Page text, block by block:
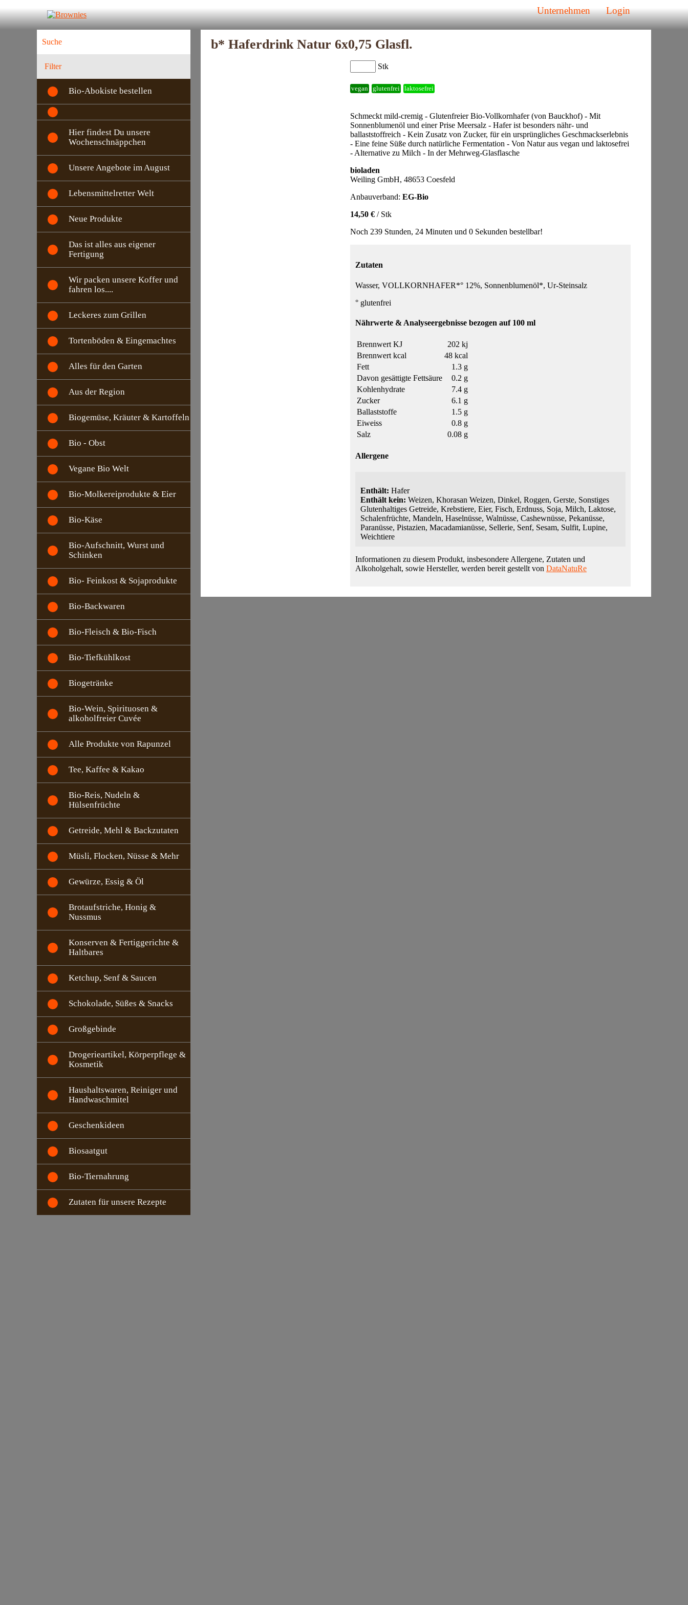
Unternehmen Login
Filter
Bio-Abokiste bestellen
Hier findest Du unsere
Wochenschnäppchen
Unsere Angebote im August
Lebensmittelretter Welt
Neue Produkte
Das ist alles aus eigener
Fertigung
Wir packen unsere Koffer und
fahren los....
Leckeres zum Grillen
Tortenböden & Eingemachtes
Alles für den Garten
Aus der Region
Biogemüse, Kräuter & Kartoffeln
Bio - Obst
Vegane Bio Welt
Bio-Molkereiprodukte & Eier
Bio-Käse
Bio-Aufschnitt, Wurst und
Schinken
Bio- Feinkost & Sojaprodukte
Bio-Backwaren
Bio-Fleisch & Bio-Fisch
Bio-Tiefkühlkost
Biogetränke
Bio-Wein, Spirituosen &
alkoholfreier Cuvée
Alle Produkte von Rapunzel
Tee, Kaffee & Kakao
Bio-Reis, Nudeln &
Hülsenfrüchte
Getreide, Mehl & Backzutaten
Müsli, Flocken, Nüsse & Mehr
Gewürze, Essig & Öl
Brotaufstriche, Honig &
Nussmus
Konserven & Fertiggerichte &
Haltbares
Ketchup, Senf & Saucen
Schokolade, Süßes & Snacks
Großgebinde
Drogerieartikel, Körperpflege &
Kosmetik
Haushaltswaren, Reiniger und
Handwaschmitel
Geschenkideen
Biosaatgut
Bio-Tiernahrung
Zutaten für unsere Rezepte
b* Haferdrink Natur 6x0,75 Glasfl.
Stk
vegan glutenfrei laktosefrei
Schmeckt mild-cremig - Glutenfreier Bio-Vollkornhafer (von Bauckhof) - Mit
Sonnenblumenöl und einer Prise Meersalz - Hafer ist besonders nähr- und
ballaststoffreich - Kein Zusatz von Zucker, für ein ursprüngliches Geschmackserlebnis
- Eine feine Süße durch natürliche Fermentation - Von Natur aus vegan und laktosefrei
- Alternative zu Milch - In der Mehrweg-Glasflasche
bioladen
Weiling GmbH, 48653 Coesfeld
Anbauverband: EG-Bio
14,50 € / Stk
Noch 239 Stunden, 24 Minuten und 0 Sekunden bestellbar!
Zutaten
Wasser, VOLLKORNHAFER*° 12%, Sonnenblumenöl*, Ur-Steinsalz
° glutenfrei
Nährwerte & Analyseergebnisse bezogen auf 100 ml
Brennwert KJ
202 kj
Brennwert kcal
48 kcal
Fett
1.3 g
Davon gesättigte Fettsäure
0.2 g
Kohlenhydrate
7.4 g
Zucker
6.1 g
Ballaststoffe
1.5 g
Eiweiss
0.8 g
Salz
0.08 g
Allergene
Enthält: Hafer
Enthält kein: Weizen, Khorasan Weizen, Dinkel, Roggen, Gerste, Sonstiges
Glutenhaltiges Getreide, Krebstiere, Eier, Fisch, Erdnuss, Soja, Milch, Laktose,
Schalenfrüchte, Mandeln, Haselnüsse, Walnüsse, Cashewnüsse, Pekanüsse,
Paranüsse, Pistazien, Macadamianüsse, Sellerie, Senf, Sesam, Sulfit, Lupine,
Weichtiere
Informationen zu diesem Produkt, insbesondere Allergene, Zutaten und
Alkoholgehalt, sowie Hersteller, werden bereit gestellt von DataNatuRe